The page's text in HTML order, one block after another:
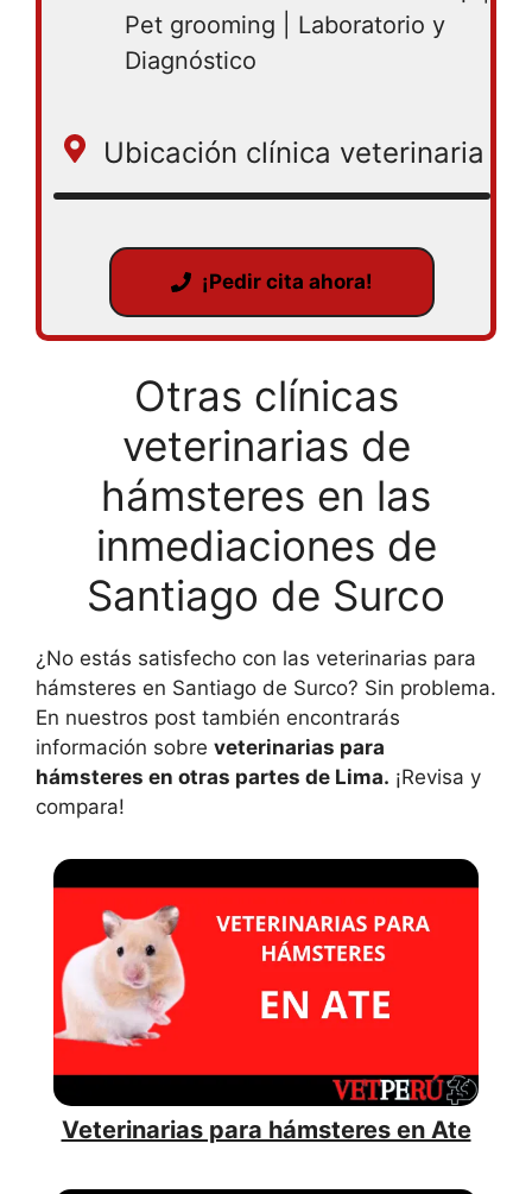
Pet grooming | Laboratorio y
Diagnóstico
Ubicación clínica veterinaria
¡Pedir cita ahora!
Otras clínicas
veterinarias de
hámsteres en las
inmediaciones de
Santiago de Surco
¿No estás satisfecho con las veterinarias para
hámsteres en Santiago de Surco? Sin problema.
En nuestros post también encontrarás
información sobre veterinarias para
hámsteres en otras partes de Lima. ¡Revisa y
compara!
Veterinarias para hámsteres en Ate